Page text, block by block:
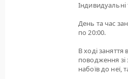
Індивидуальні
День та час
по 20:00.
В ході
поводження зі
набоїв до неї,